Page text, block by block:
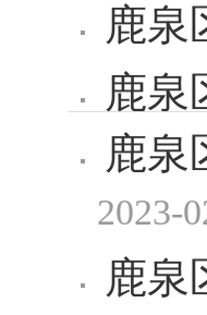
鹿泉
鹿泉
鹿泉
2023-
鹿泉